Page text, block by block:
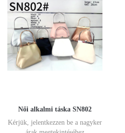
Női alkalmi táska SN802
Kérjük, jelentkezzen be a nagyker